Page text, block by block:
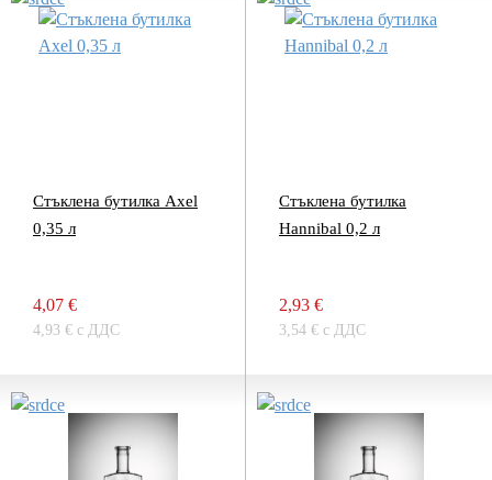
Стъклена бутилка Axel
0,35 л
4,07 €
4,93 € с ДДС
Стъклена бутилка
Hannibal 0,2 л
2,93 €
3,54 € с ДДС